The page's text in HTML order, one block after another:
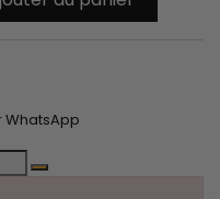
WhatsApp